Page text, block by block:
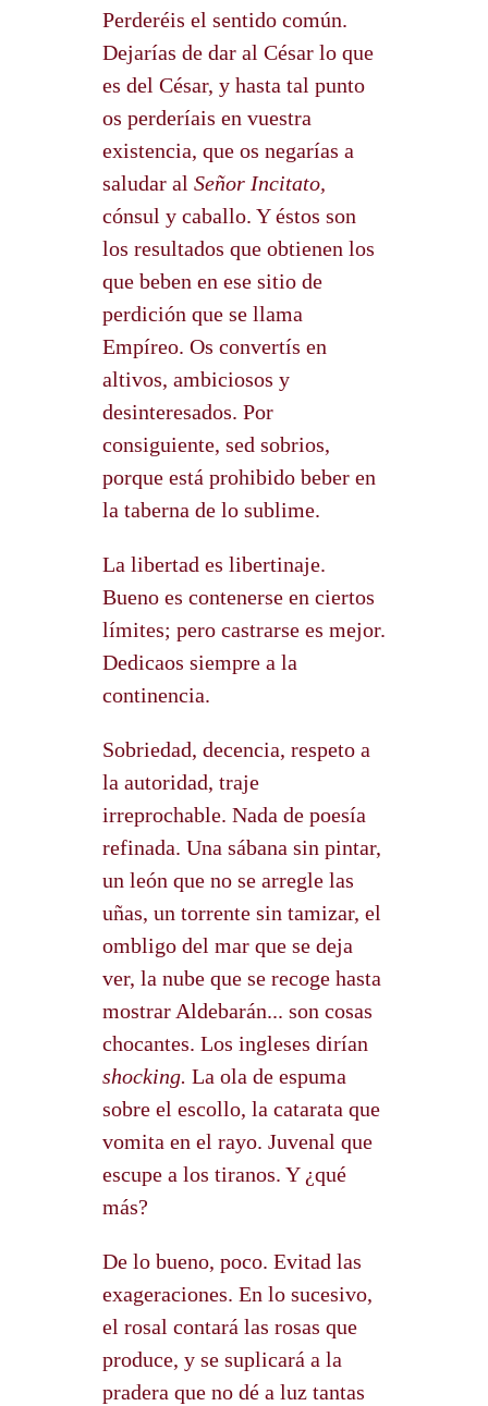
Perderéis el sentido común.
Dejarías de dar al César lo que
es del César, y hasta tal punto
os perderíais en vuestra
existencia, que os negarías a
saludar al Señor Incitato,
cónsul y caballo. Y éstos son
los resultados que obtienen los
que beben en ese sitio de
perdición que se llama
Empíreo. Os convertís en
altivos, ambiciosos y
desinteresados. Por
consiguiente, sed sobrios,
porque está prohibido beber en
la taberna de lo sublime.
La libertad es libertinaje.
Bueno es contenerse en ciertos
límites; pero castrarse es mejor.
Dedicaos siempre a la
continencia.
Sobriedad, decencia, respeto a
la autoridad, traje
irreprochable. Nada de poesía
refinada. Una sábana sin pintar,
un león que no se arregle las
uñas, un torrente sin tamizar, el
ombligo del mar que se deja
ver, la nube que se recoge hasta
mostrar Aldebarán... son cosas
chocantes. Los ingleses dirían
shocking. La ola de espuma
sobre el escollo, la catarata que
vomita en el rayo. Juvenal que
escupe a los tiranos. Y ¿qué
más?
De lo bueno, poco. Evitad las
exageraciones. En lo sucesivo,
el rosal contará las rosas que
produce, y se suplicará a la
pradera que no dé a luz tantas